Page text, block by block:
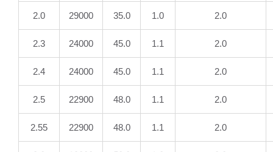
2.0 29000 35.0 1.0 2.0
2.3 24000 45.0 1.1 2.0
2.4 24000 45.0 1.1 2.0
2.5 22900 48.0 1.1 2.0
2.55 22900 48.0 1.1 2.0